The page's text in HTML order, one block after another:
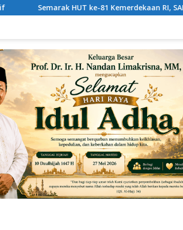
Kemerdekaan RI, SAHABAT CERDAS Gelar